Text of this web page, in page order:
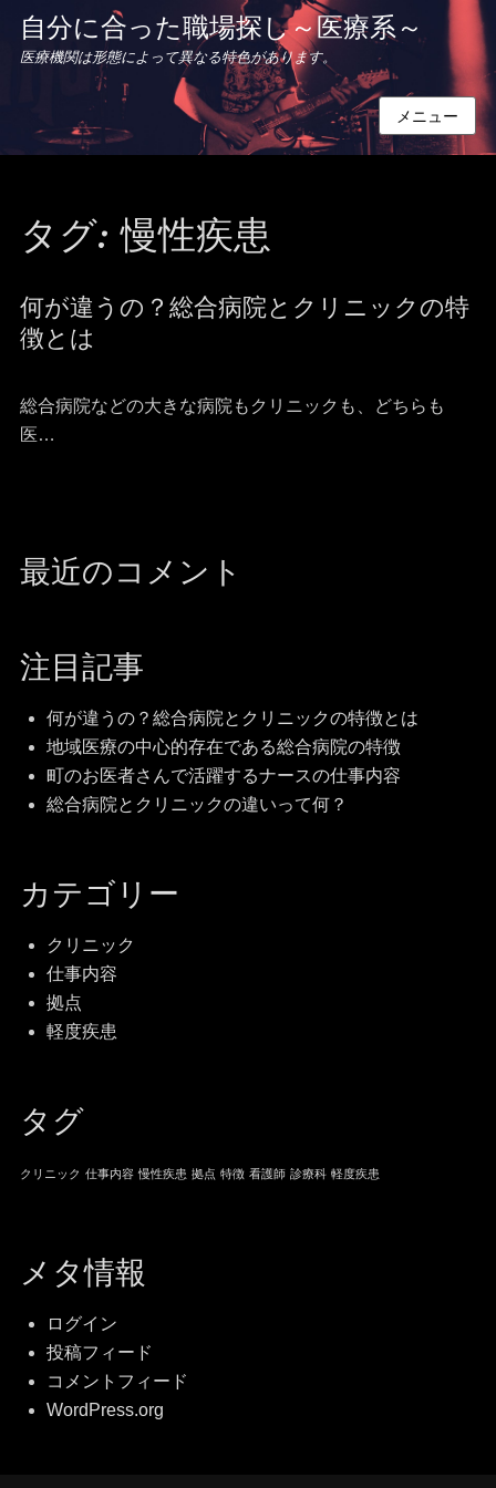
自分に合った職場探し～医療系～
医療機関は形態によって異なる特色があります。
メニュー
タグ:慢性疾患
何が違うの？総合病院とクリニックの特
徴とは
総合病院などの大きな病院もクリニックも、どちらも
医…
最近のコメント
注目記事
何が違うの？総合病院とクリニックの特徴とは
地域医療の中心的存在である総合病院の特徴
町のお医者さんで活躍するナースの仕事内容
総合病院とクリニックの違いって何？
カテゴリー
クリニック
仕事内容
拠点
軽度疾患
タグ
クリニック 仕事内容 慢性疾患 拠点 特徴 看護師 診療科 軽度疾患
メタ情報
ログイン
投稿フィード
コメントフィード
WordPress.org